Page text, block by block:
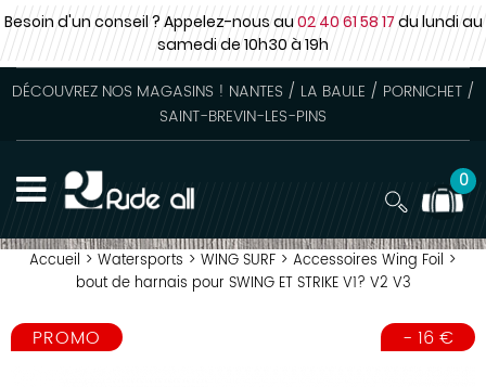
Besoin d'un conseil ? Appelez-nous au02 40 61 58 17du lundi au
samedide 10h30 à 19h
DÉCOUVREZ NOS MAGASINS ! NANTES / LA BAULE / PORNICHET /
SAINT-BREVIN-LES-PINS
0
Accueil > Watersports > WING SURF > Accessoires Wing Foil >
bout de harnais pour SWING ET STRIKE V1? V2 V3
PROMO - 16€